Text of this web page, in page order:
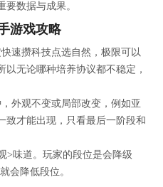
数据与成果。
游戏攻略
速攒科技点选自然，极限可以
无论哪种培养协议都不稳定，
外观不变或局部改变，例如亚
致才能出现，只看最后一阶段和
>味道。玩家的段位是会降级
会降低段位。